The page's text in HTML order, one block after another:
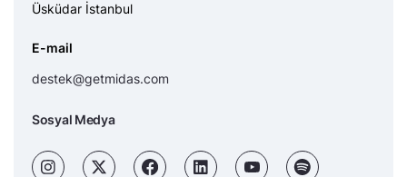
Üsküdar İstanbul
E-mail
destek@getmidas.com
Sosyal Medya